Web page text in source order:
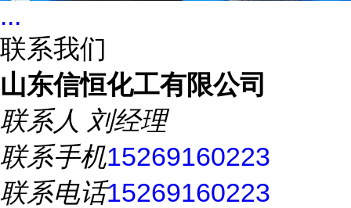
...
联系我们
山东信恒化工有限公司
联系人 刘经理
联系手机15269160223
联系电话15269160223